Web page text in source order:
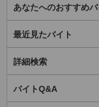
あなたへのおすすめバ
最近見たバイト
詳細検索
バイトQ&A